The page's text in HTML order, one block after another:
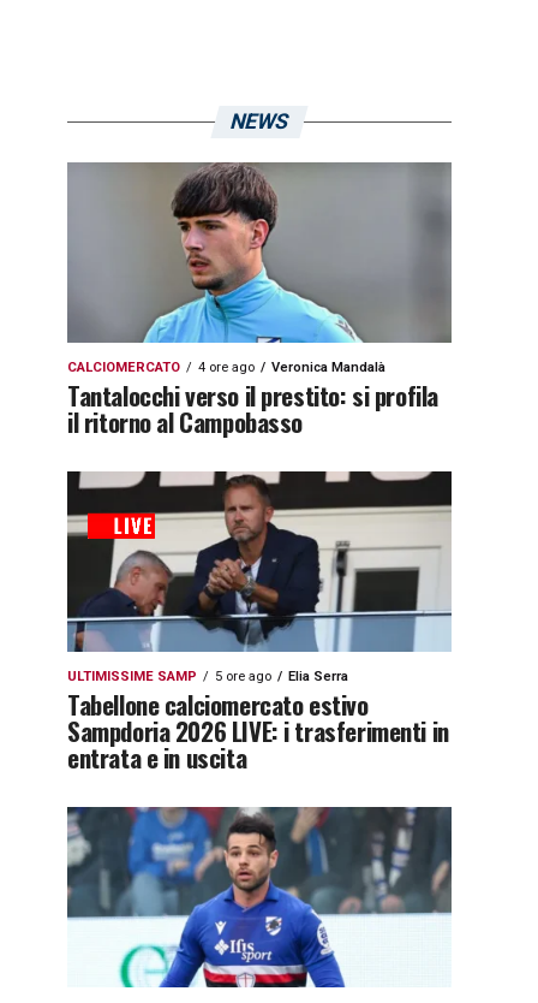
NEWS
CALCIOMERCATO 4 ore ago Veronica Mandalà
Tantalocchi verso il prestito: si profila
il ritorno al Campobasso
ULTIMISSIME SAMP 5 ore ago Elia Serra
Tabellone calciomercato estivo
Sampdoria 2026 LIVE: i trasferimenti in
entrata e in uscita